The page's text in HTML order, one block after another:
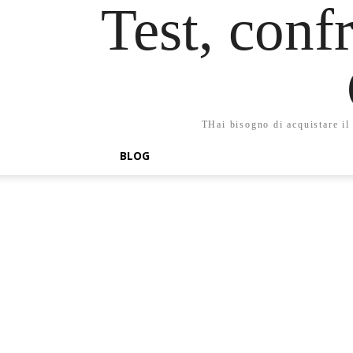
Test,
THai bisogno di acquistare
BLOG